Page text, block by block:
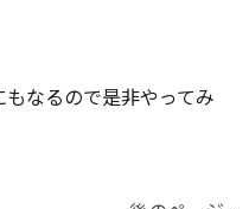
なるので是非やってみ